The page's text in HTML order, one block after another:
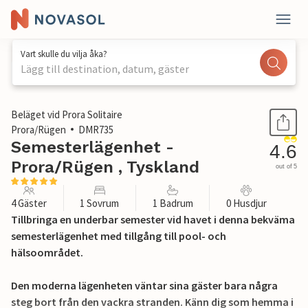
Vart skulle du vilja åka?
Lägg till destination, datum, gäster
1 / 42
Beläget vid Prora Solitaire
Prora/Rügen
DMR735
Semesterlägenhet -
Prora/Rügen , Tyskland
4.6
out of 5
4 Gäster 1 Sovrum 1 Badrum 0 Husdjur
Tillbringa en underbar semester vid havet i denna bekväma
semesterlägenhet med tillgång till pool- och
hälsoområdet.
Den moderna lägenheten väntar sina gäster bara några
steg bort från den vackra stranden. Känn dig som hemma i